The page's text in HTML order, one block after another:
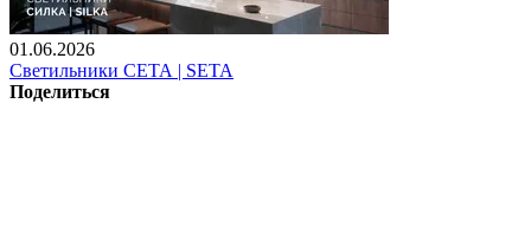
01.06.2026
Светильники СЕТА | SETA
Поделиться